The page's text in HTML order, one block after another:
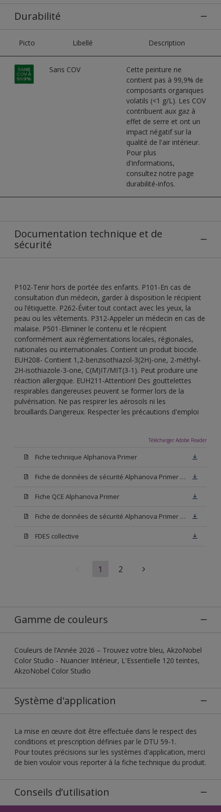
Durabilité
Picto Libellé Description
Sans COV
Cette peinture ne
contient pas à 99,9% de
composants organiques
volatils (<1 g/L). Les COV
contribuent aux gaz à
effet de serre et ont un
impact négatif sur la
qualité de l'air intérieur.
Pour plus
d'informations,
consultez notre page
durabilité-infos.
Documentation technique et de
sécurité
P102-Tenir hors de portée des enfants. P101-En cas de
consultation d’un médecin, garder à disposition le récipient
ou l’étiquette. P262-Éviter tout contact avec les yeux, la
peau ou les vêtements. P312-Appeler un médecin en cas de
malaise. P501-Eliminer le contenu et le récipient
conformément aux réglementations locales, régionales,
nationales ou internationales. Contient un produit biocide.
EUH208- Contient 1,2-benzisothiazol-3(2H)-one, 2-méthyl-
2H-isothiazole-3-one, C(M)IT/MIT(3-1). Peut produire une
réaction allergique. EUH211-Attention! Des gouttelettes
respirables dangereuses peuvent se former lors de la
pulvérisation. Ne pas respirer les aérosols ni les
brouillards.Dangereux. Respecter les précautions d'emploi
Télécharger Adobe Reader
Fiche technique Alphanova Primer
Fiche de données de sécurité Alphanova Primer Base W05
Fiche QCE Alphanova Primer
Fiche de données de sécurité Alphanova Primer Blanc
FDES collective
1 2
Gamme de couleurs
Couleurs de l’Année 2026 – Trouvez votre bleu, AkzoNobel
Color Studio - Nuancier Intérieur, L'Essentielle 120 teintes,
AkzoNobel Color Studio
Système d'application
La mise en œuvre doit être effectuée dans le respect des
conditions et prescription définies par le DTU 59-1.
Pour toutes précisions sur les systèmes d'application, merci
de bien vouloir vous reporter à la fiche technique du produit.
Conseils d’utilisation